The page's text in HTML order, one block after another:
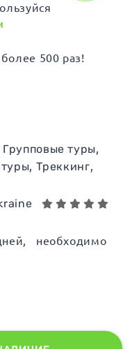
500 раз!
Групповые туры
Треккинг
, необходимо